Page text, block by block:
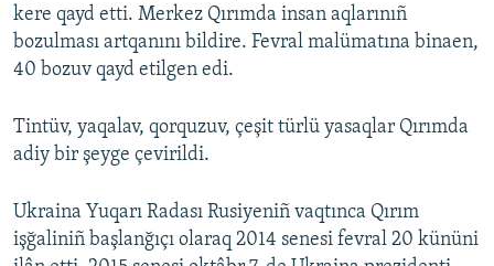
kere qayd etti. Merkez Qırımda insan aqlarınıñ
bozulması artqanını bildire. Fevral malümatına binaen,
40 bozuv qayd etilgen edi.
Tintüv, yaqalav, qorquzuv, çeşit türlü yasaqlar Qırımda
adiy bir şeyge çevirildi.
Ukraina Yuqarı Radası Rusiyeniñ vaqtınca Qırım
işğaliniñ başlanğıçı olaraq 2014 senesi fevral 20 kününi